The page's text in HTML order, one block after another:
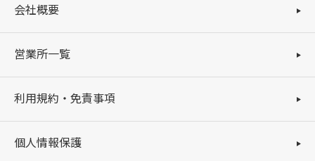
会社概要
営業所一覧
利用規約・免責事項
個人情報保護